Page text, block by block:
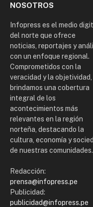
NOSOTROS
Infopress es el medio
del norte que ofrece
noticias, reportajes y
con un enfoque regional.
Comprometidos con la
veracidad y la objetividad,
brindamos una cobertura
integral de los
acontecimientos más
relevantes en la región
norteña, destacando la
cultura, economía y
de nuestras comunidades.
Redacción:
prensa@infopress.pe
Publicidad:
publicidad@infopress.pe